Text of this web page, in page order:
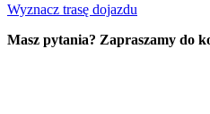
Wyznacz trasę dojazdu
Masz pytania? Zapraszamy do